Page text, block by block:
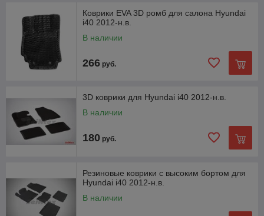
Коврики EVA 3D ромб для салона Hyundai
i40 2012-н.в.
В наличии
266 руб.
3D коврики для Hyundai i40 2012-н.в.
В наличии
180 руб.
Резиновые коврики с высоким бортом для
Hyundai i40 2012-н.в.
В наличии